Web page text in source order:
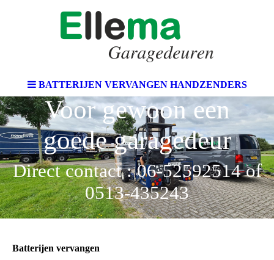
BATTERIJEN VERVANGEN HANDZENDERS
Voor gewoon een
goede garagedeur
Direct contact : 06-52592514 of
0513-435243
Batterijen vervangen